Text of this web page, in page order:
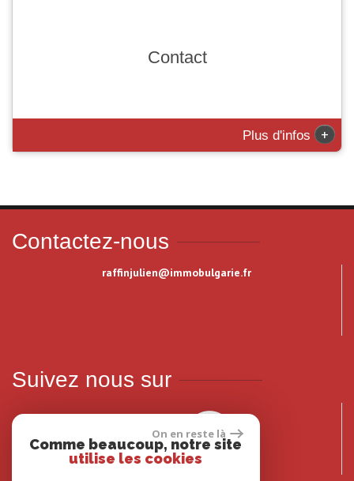
Contact
Plus d'infos +
Contactez-nous
raffinjulien@immobulgarie.fr
Suivez nous sur
On en reste là
Comme beaucoup, notre site
utilise les cookies